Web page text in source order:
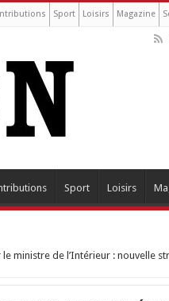
Sport Loisirs Magazine
Sport Loisirs
ministre de l’Intérieur : nouvelle